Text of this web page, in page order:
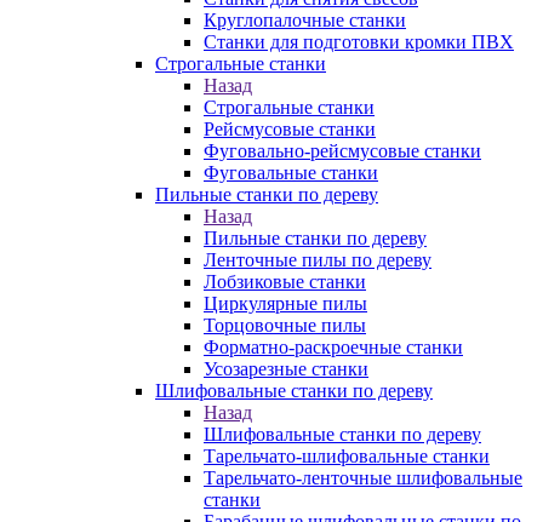
Круглопалочные станки
Станки для подготовки кромки ПВХ
Строгальные станки
Назад
Строгальные станки
Рейсмусовые станки
Фуговально-рейсмусовые станки
Фуговальные станки
Пильные станки по дереву
Назад
Пильные станки по дереву
Ленточные пилы по дереву
Лобзиковые станки
Циркулярные пилы
Торцовочные пилы
Форматно-раскроечные станки
Усозарезные станки
Шлифовальные станки по дереву
Назад
Шлифовальные станки по дереву
Тарельчато-шлифовальные станки
Тарельчато-ленточные шлифовальные
станки